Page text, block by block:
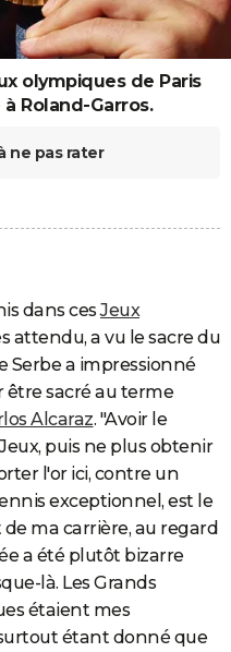
olympiques de Paris
Roland-Garros.
ne pas rater
dans cesJeux
attendu, a vu le sacre du
Serbe a impressionné
sacré au terme
Alcaraz. "Avoir le
puis ne plus obtenir
l'or ici, contre un
exceptionnel, est le
ma carrière, au regard
a été plutôt bizarre
là. Les Grands
étaient mes
étant donné que